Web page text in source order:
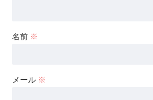
名前 ※
メール ※